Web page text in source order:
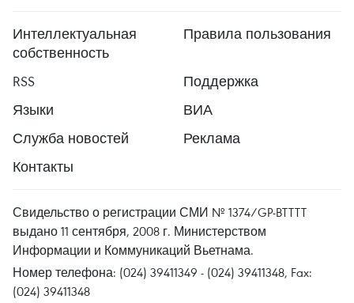
Интеллектуальная
собственность
Правила пользования
RSS
Поддержка
Языки
ВИА
Служба новостей
Реклама
Контакты
Свидельство о регистрации СМИ № 1374/GP-BTTTT
выдано 11 сентября, 2008 г. Министерством
Информации и Коммуникаций Вьетнама.
Номер телефона: (024) 39411349 - (024) 39411348, Fax:
(024) 39411348